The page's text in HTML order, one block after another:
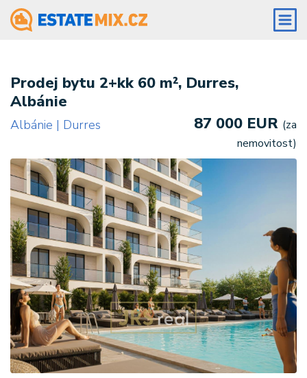
Prodej bytu 2+kk 60 m², Durres,
Albánie
Albánie | Durres 87 000 EUR (za
nemovitost)